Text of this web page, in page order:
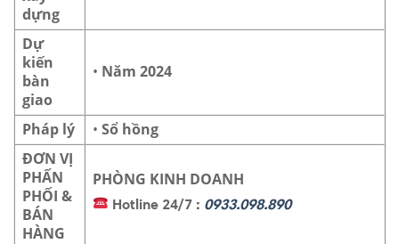
dựng
Dự
kiến
bàn
giao
• Năm 2024
Pháp lý • Sổ hồng
ĐƠN VỊ
PHẤN
PHỐI &
BÁN
HÀNG
PHÒNG KINH DOANH
Hotline 24/7 : 0933.098.890